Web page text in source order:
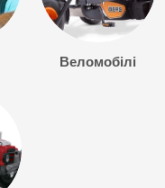
Веломобілі